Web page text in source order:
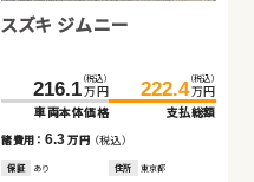
スズキ ジムニー
216.1 （税込）
万円
車両本体価格
222.4 （税込）
万円
支払総額
諸費用： 6.3万円 （税込）
保証 あり 住所 東京都
トヨタ アルファード
102.3万円
車両本体価格
トヨタ ヴォクシー
199.0 （税込）
万円
車両本体価格
204.4 （税込）
万円
支払総額
諸費用： 5.4万円 （税込）
保証 あり 住所 北海道